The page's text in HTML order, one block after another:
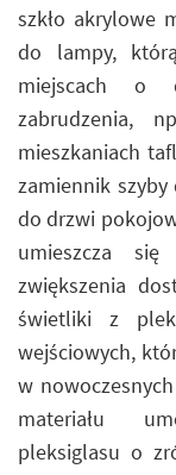
szkło akrylowe
do lampy,
miejscach o
zabrudzenia,
mieszkaniach
zamiennik szyby
do drzwi
umieszcza
zwiększenia
świetliki z
wejściowych,
w
materiału
pleksiglasu o